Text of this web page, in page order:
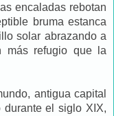
encaladas rebotan
bruma estanca
solar abrazando a
más refugio que la
antigua capital
el siglo XIX,